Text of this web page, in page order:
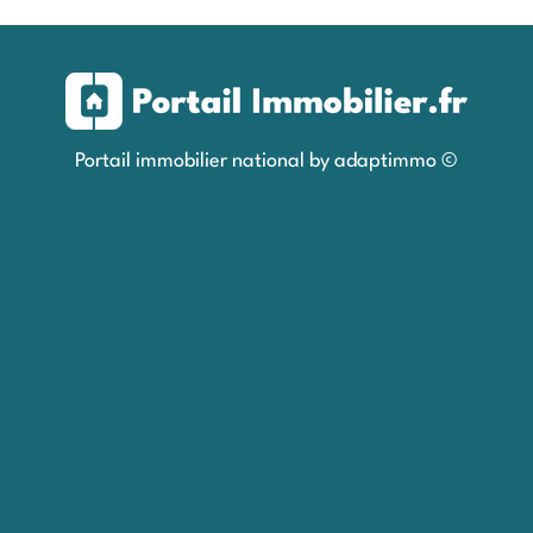
Portail immobilier national by adaptimmo ©